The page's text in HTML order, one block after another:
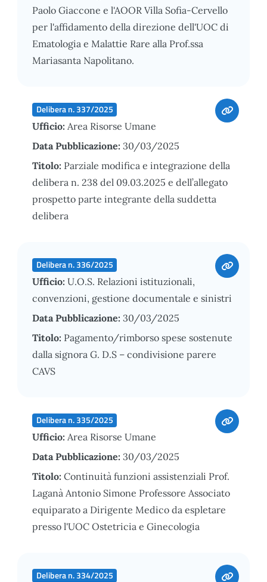
Paolo Giaccone e l'AOOR Villa Sofia-Cervello
per l'affidamento della direzione dell'UOC di
Ematologia e Malattie Rare alla Prof.ssa
Mariasanta Napolitano.
Delibera n. 337/2025
Ufficio: Area Risorse Umane
Data Pubblicazione: 30/03/2025
Titolo: Parziale modifica e integrazione della
delibera n. 238 del 09.03.2025 e dell’allegato
prospetto parte integrante della suddetta
delibera
Delibera n. 336/2025
Ufficio: U.O.S. Relazioni istituzionali,
convenzioni, gestione documentale e sinistri
Data Pubblicazione: 30/03/2025
Titolo: Pagamento/rimborso spese sostenute
dalla signora G. D.S – condivisione parere
CAVS
Delibera n. 335/2025
Ufficio: Area Risorse Umane
Data Pubblicazione: 30/03/2025
Titolo: Continuità funzioni assistenziali Prof.
Laganà Antonio Simone Professore Associato
equiparato a Dirigente Medico da espletare
presso l'UOC Ostetricia e Ginecologia
Delibera n. 334/2025